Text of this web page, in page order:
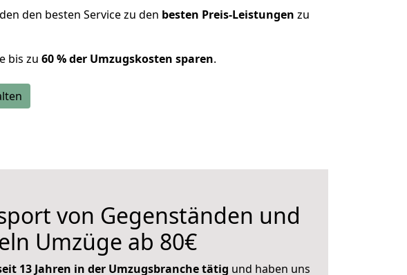
den besten Service zu den besten Preis-Leistungen zu
bis zu 60 % der Umzugskosten sparen.
von Gegenständen und
Umzüge ab 80€
13 Jahren in der Umzugsbranche tätig und haben uns